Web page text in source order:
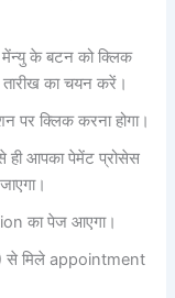
के बटन को क्लिक
का चयन करें।
क्लिक करना होगा।
ही आपका पेमेंट प्रोसेस
का पेज आएगा।
से मिले appointment